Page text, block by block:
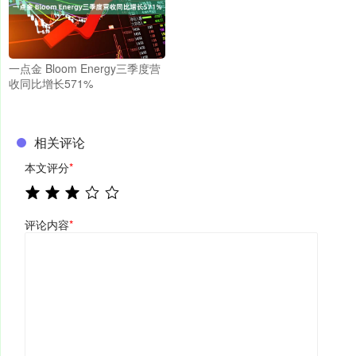
一点金 Bloom Energy三季度营
收同比增长571%
相关评论
本文评分*
评论内容*